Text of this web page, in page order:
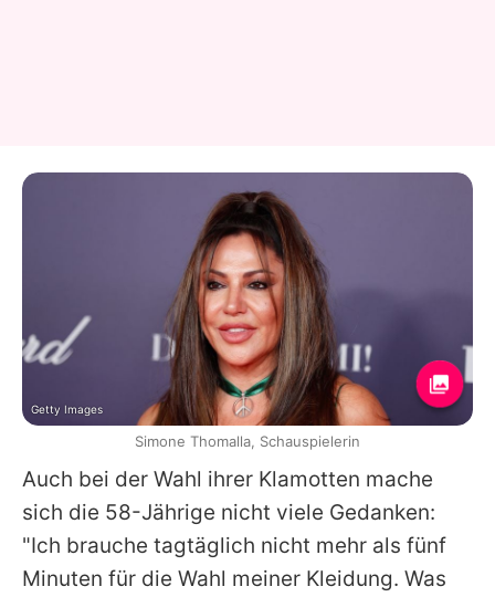
Auch bei der Wahl ihrer Klamotten mache
sich die 58-Jährige nicht viele Gedanken:
"Ich brauche tagtäglich nicht mehr als fünf
Minuten für die Wahl meiner Kleidung. Was
Getty Images
Simone Thomalla, Schauspielerin